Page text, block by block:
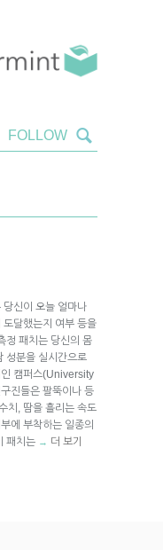
당신이 오늘 얼마나
달했는지 여부 등을
정 패치는 당신의 몸
성분을 실시간으로
인 캠퍼스(University
진들은 팔뚝이나 등
치, 땀을 흘리는 속도
에 부착하는 일종의
패치는 → 더 보기